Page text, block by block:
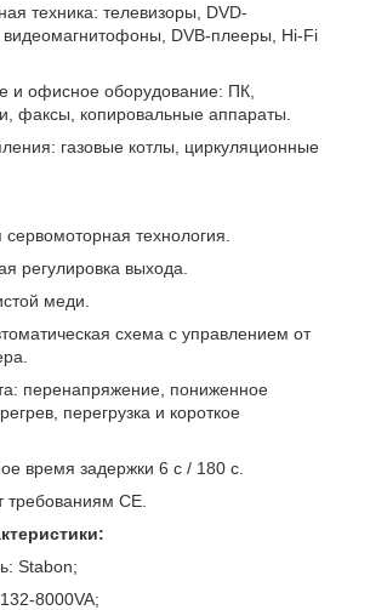
техника: телевизоры, DVD-
видеомагнитофоны, DVB-плееры, Hi-Fi
и офисное оборудование: ПК,
факсы, копировальные аппараты.
газовые котлы, циркуляционные
технология.
регулировка выхода.
меди.
схема с управлением от
перенапряжение, пониженное
перегрузка и короткое
время задержки 6 с / 180 с.
требованиям CE.
Stabon;
8000VA;